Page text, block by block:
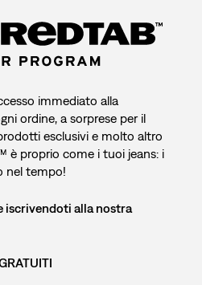
immediato alla
ordine, a sorprese per il
esclusivi e molto altro
è proprio come i tuoi jeans: i
nel tempo!
iscrivendoti alla nostra